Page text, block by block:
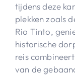
tijdens deze
plekken zoals
Rio Tinto,
historische
reis
van de